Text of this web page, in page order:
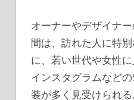
オーナーやデザイナ
間は、訪れた人に特
に、若い世代や女性に
インスタグラムなど
装が多く見受けられ